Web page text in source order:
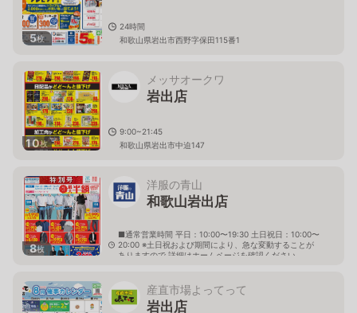
5枚
24時間
和歌山県岩出市西野字保田115番1
10枚
メッサオークワ
岩出店
9:00~21:45
和歌山県岩出市中迫147
8枚
洋服の青山
和歌山岩出店
■通常営業時間 平日：10:00〜19:30 土日祝日：10:00〜
20:00 ※土日祝および期間により、急な変動することが
ありますので 詳細はホームページを確認ください
産直市場よってって
岩出店